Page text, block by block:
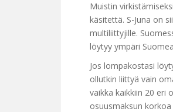
Muistin
käsitettä. S-Juna on
multiliittyjille.
löytyy ympäri
Jos lompakostasi
ollutkin liittyä vain
vaikka kaikkiin 20 eri
osuusmaksun